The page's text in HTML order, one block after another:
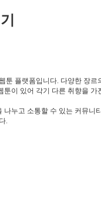
툰 플랫폼입니다. 다양한 장
툰이 있어 각기 다른 취향을
누고 소통할 수 있는 커뮤
.